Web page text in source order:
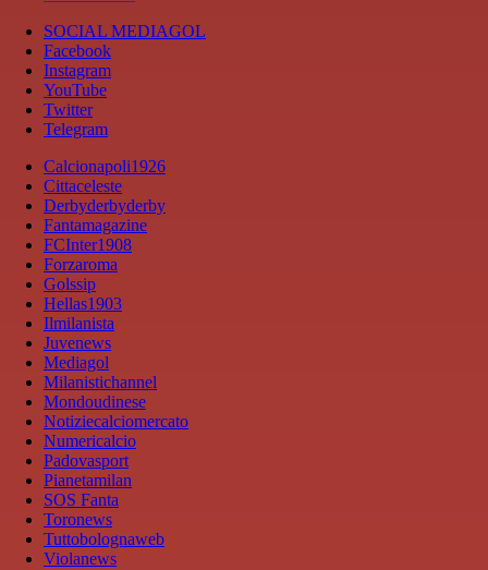
SOCIAL MEDIAGOL
Facebook
Instagram
YouTube
Twitter
Telegram
Calcionapoli1926
Cittaceleste
Derbyderbyderby
Fantamagazine
FCInter1908
Forzaroma
Golssip
Hellas1903
Ilmilanista
Juvenews
Mediagol
Milanistichannel
Mondoudinese
Notiziecalciomercato
Numericalcio
Padovasport
Pianetamilan
SOS Fanta
Toronews
Tuttobolognaweb
Violanews